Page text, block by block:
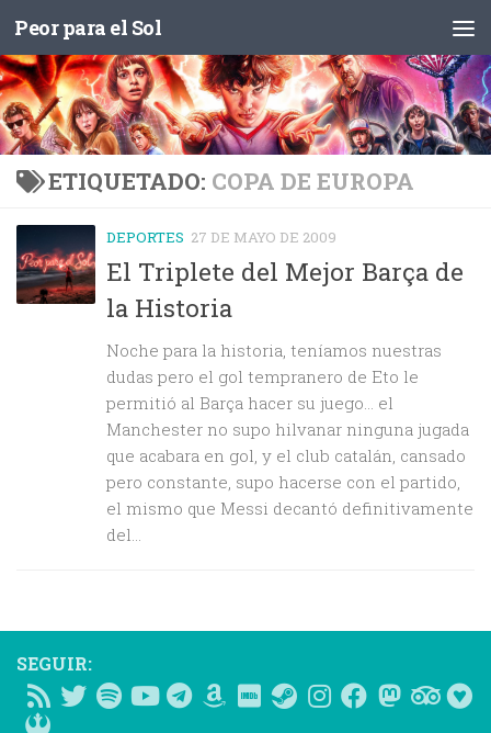
Saltar al contenido
Peor para el Sol
ETIQUETADO: COPA DE EUROPA
DEPORTES 27 DE MAYO DE 2009
El Triplete del Mejor Barça de
la Historia
Noche para la historia, teníamos nuestras
dudas pero el gol tempranero de Eto le
permitió al Barça hacer su juego… el
Manchester no supo hilvanar ninguna jugada
que acabara en gol, y el club catalán, cansado
pero constante, supo hacerse con el partido,
el mismo que Messi decantó definitivamente
del...
SEGUIR: